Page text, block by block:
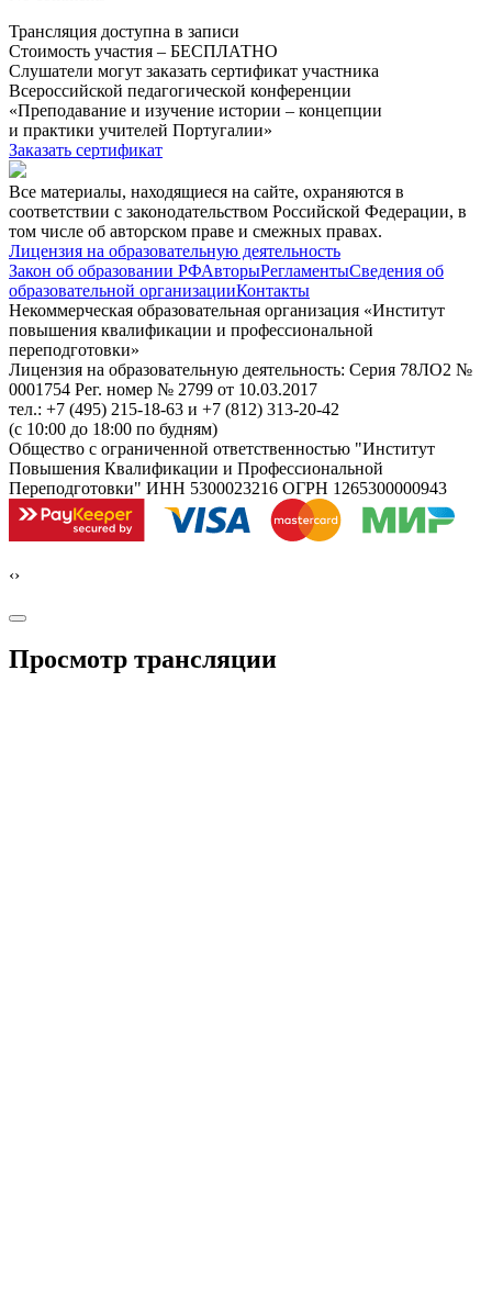
Трансляция доступна в записи
Стоимость участия – БЕСПЛАТНО
Слушатели могут заказать сертификат участника
Всероссийской педагогической конференции
«Преподавание и изучение истории – концепции
и практики учителей Португалии»
Заказать сертификат
Все материалы, находящиеся на сайте, охраняются в
соответствии с законодательством Российской Федерации, в
том числе об авторском праве и смежных правах.
Лицензия на образовательную деятельность
Закон об образовании РФАвторыРегламентыСведения об
образовательной организацииКонтакты
Некоммерческая образовательная организация «Институт
повышения квалификации и профессиональной
переподготовки»
Лицензия на образовательную деятельность: Серия 78ЛО2 №
0001754 Рег. номер № 2799 от 10.03.2017
тел.: +7 (495) 215-18-63 и +7 (812) 313-20-42
(с 10:00 до 18:00 по будням)
Общество с ограниченной ответственностью "Институт
Повышения Квалификации и Профессиональной
Переподготовки" ИНН 5300023216 ОГРН 1265300000943
‹›
Просмотр трансляции